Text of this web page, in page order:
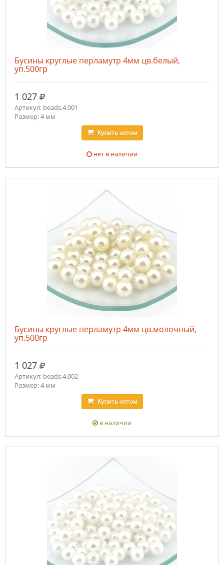
Бусины круглые перламутр 4мм цв.белый,
уп.500гр
1 027 руб.
Артикул: beads.4.001
Размер: 4 мм
Купитьоптом
нет в наличии
Бусины круглые перламутр 4мм цв.молочный,
уп.500гр
1 027 руб.
Артикул: beads.4.002
Размер: 4 мм
Купитьоптом
в наличии